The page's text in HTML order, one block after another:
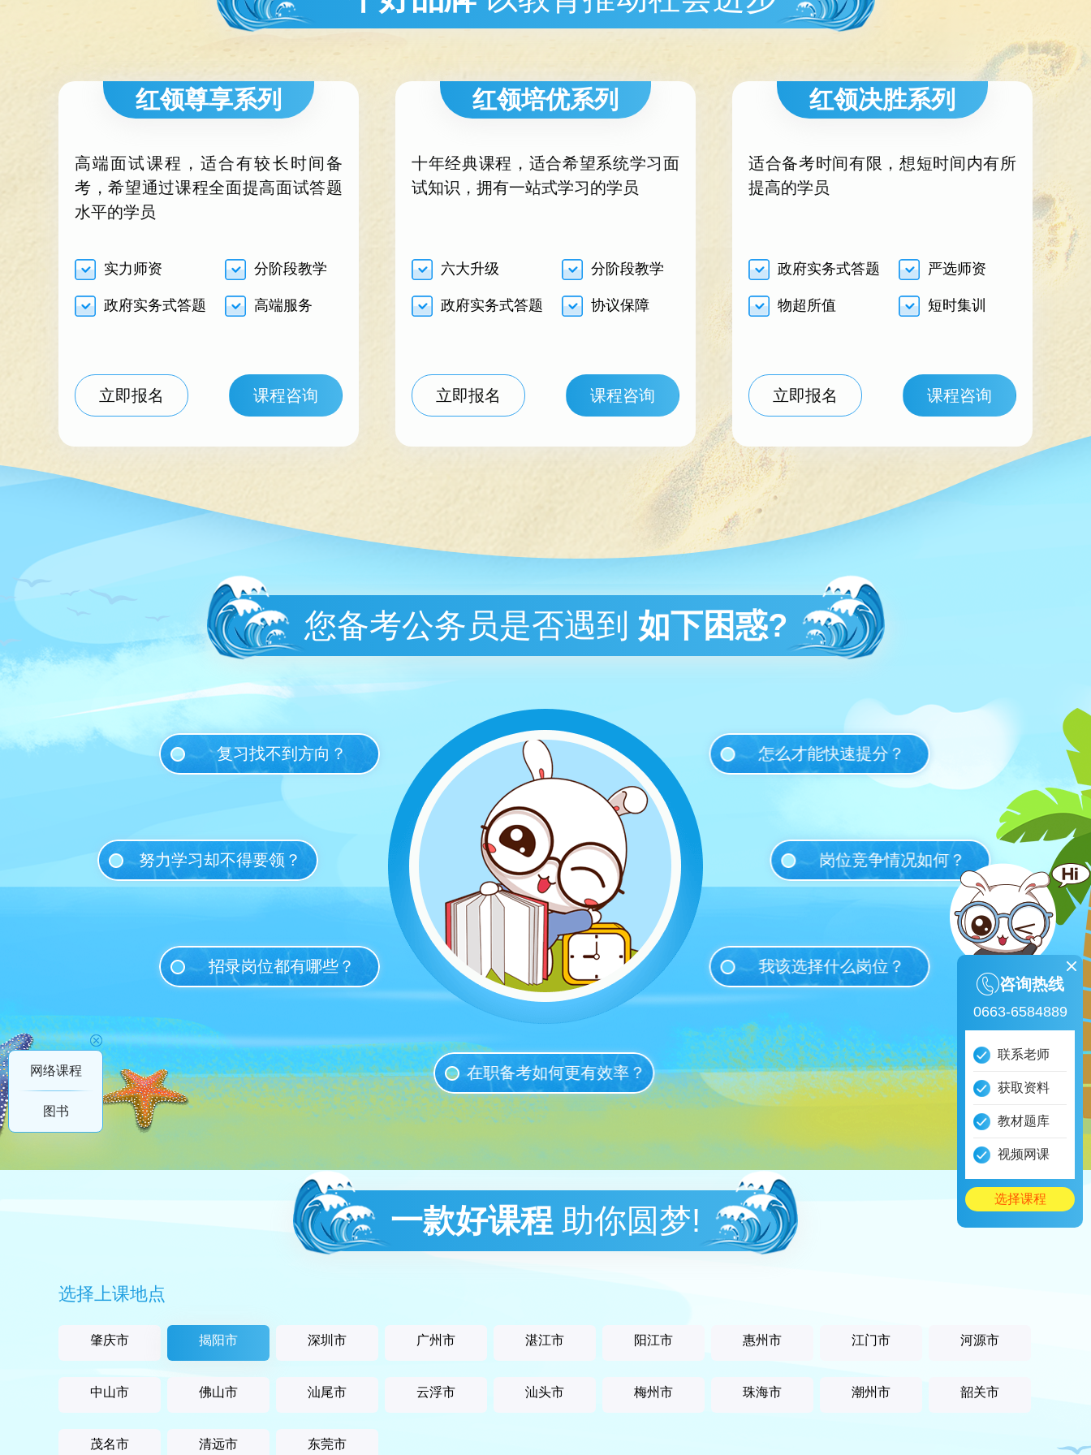
红领尊享系列
高端面试课程，适合有较长时间备
考，希望通过课程全面提高面试答题
水平的学员
实力师资 分阶段教学
政府实务式答题 高端服务
立即报名 课程咨询
红领培优系列
十年经典课程，适合希望系统学习面
试知识，拥有一站式学习的学员
六大升级 分阶段教学
政府实务式答题 协议保障
立即报名 课程咨询
红领决胜系列
适合备考时间有限，想短时间内有所
提高的学员
政府实务式答题 严选师资
物超所值 短时集训
立即报名 课程咨询
您备考公务员是否遇到 如下困惑?
复习找不到方向？ 怎么才能快速提分？
努力学习却不得要领？ 岗位竞争情况如何？
招录岗位都有哪些？ 我该选择什么岗位？
在职备考如何更有效率？
一款好课程 助你圆梦!
选择上课地点
肇庆市 揭阳市 深圳市 广州市 湛江市 阳江市 惠州市 江门市 河源市
中山市 佛山市 汕尾市 云浮市 汕头市 梅州市 珠海市 潮州市 韶关市
茂名市 清远市 东莞市
网络课程
图书
咨询热线
0663-6584889
联系老师
获取资料
教材题库
视频网课
选择课程